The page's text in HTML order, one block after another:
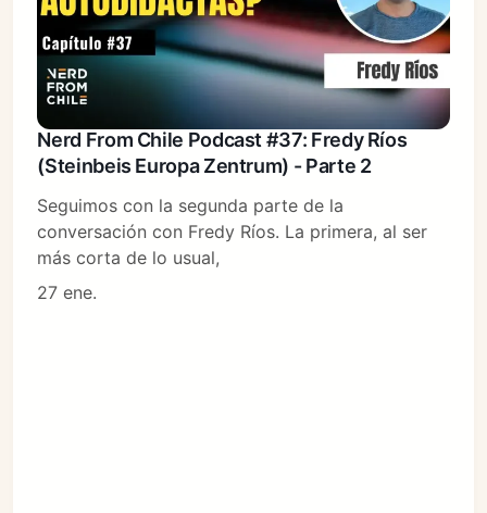
Nerd From Chile Podcast #37: Fredy Ríos
(Steinbeis Europa Zentrum) - Parte 2
Seguimos con la segunda parte de la
conversación con Fredy Ríos. La primera, al ser
más corta de lo usual,
27 ene.